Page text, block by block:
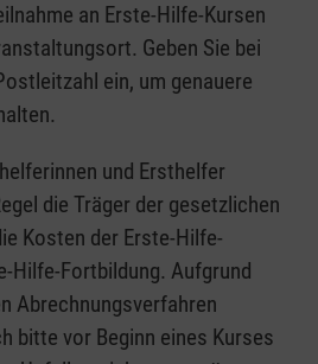
an Erste-Hilfe-Kursen
Geben Sie bei
ein, um genauere
und Ersthelfer
die Träger der gesetzlichen
Kosten der Erste-Hilfe-
Hilfe-Fortbildung. Aufgrund
Abrechnungsverfahren
bitte vor Beginn eines Kurses